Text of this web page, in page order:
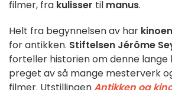
filmer, fra kulisser til manus.
Helt fra begynnelsen av har kinoen
for antikken. Stiftelsen Jérôme
forteller historien om denne lange
preget av så mange mesterverk